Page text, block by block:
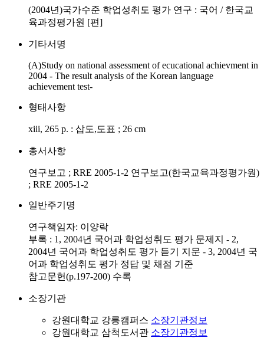
(2004년)국가수준 학업성취도 평가 연구 : 국어 / 한국교
육과정평가원 [편]
기타서명
(A)Study on national assessment of ecucational achievment in
2004 - The result analysis of the Korean language
achievement test-
형태사항
xiii, 265 p. : 삽도,도표 ; 26 cm
총서사항
연구보고 ; RRE 2005-1-2 연구보고(한국교육과정평가원)
; RRE 2005-1-2
일반주기명
연구책임자: 이양락
부록 : 1, 2004년 국어과 학업성취도 평가 문제지 - 2,
2004년 국어과 학업성취도 평가 듣기 지문 - 3, 2004년 국
어과 학업성취도 평가 정답 및 채점 기준
참고문헌(p.197-200) 수록
소장기관
강원대학교 강릉캠퍼스 소장기관정보
강원대학교 삼척도서관 소장기관정보